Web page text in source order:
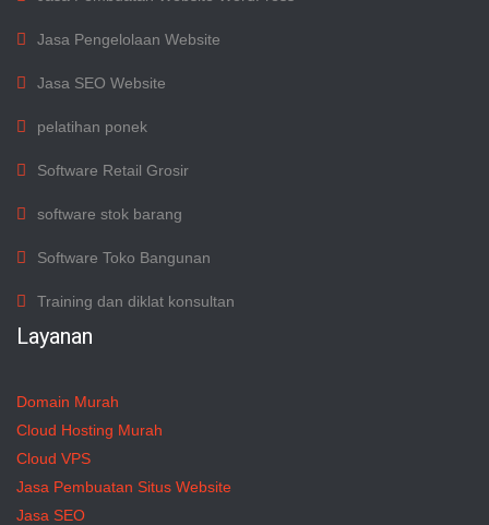
Jasa Pengelolaan Website
Jasa SEO Website
pelatihan ponek
Software Retail Grosir
software stok barang
Software Toko Bangunan
Training dan diklat konsultan
Layanan
Domain Murah
Cloud Hosting Murah
Cloud VPS
Jasa Pembuatan Situs Website
Jasa SEO